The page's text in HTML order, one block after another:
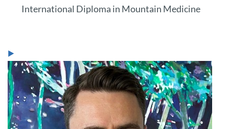
International Diploma in Mountain Medicine